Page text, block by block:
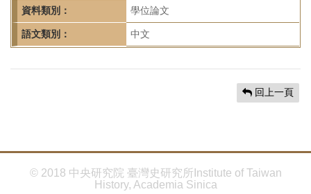
首
頁
資料類別： 學位論文
語文類別： 中文
回上一頁
© 2018 中央研究院 臺灣史研究所Institute of Taiwan
History, Academia Sinica